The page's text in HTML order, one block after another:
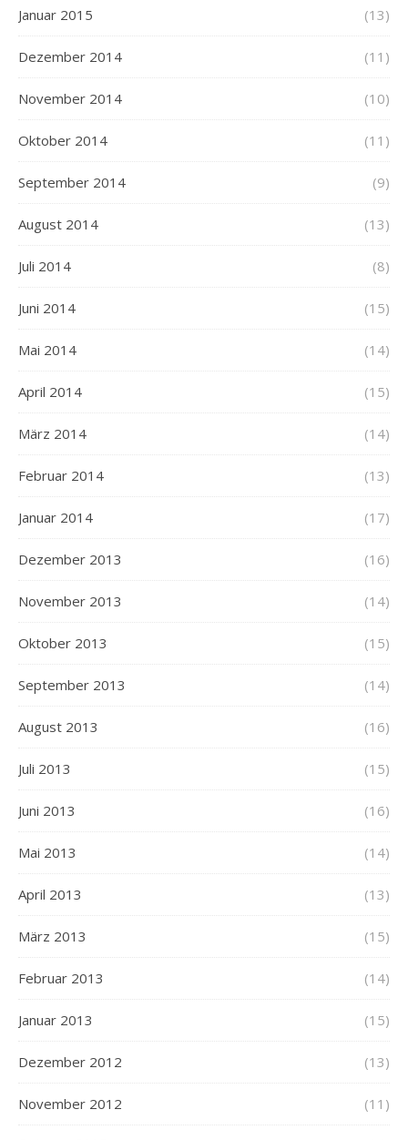
Januar 2015 (13)
Dezember 2014 (11)
November 2014 (10)
Oktober 2014 (11)
September 2014 (9)
August 2014 (13)
Juli 2014 (8)
Juni 2014 (15)
Mai 2014 (14)
April 2014 (15)
März 2014 (14)
Februar 2014 (13)
Januar 2014 (17)
Dezember 2013 (16)
November 2013 (14)
Oktober 2013 (15)
September 2013 (14)
August 2013 (16)
Juli 2013 (15)
Juni 2013 (16)
Mai 2013 (14)
April 2013 (13)
März 2013 (15)
Februar 2013 (14)
Januar 2013 (15)
Dezember 2012 (13)
November 2012 (11)